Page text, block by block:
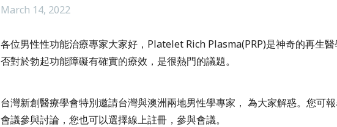
March 14, 2022
各位男性性功能治療專家大家好，Platelet Rich Plasma(PRP)是神奇的再生
否對於勃起功能障礙有確實的療效，是很熱門的議題。
台灣新創醫療學會特別邀請台灣與澳洲兩地男性學專家， 為大家解惑。您可
會議參與討論，您也可以選擇線上註冊，參與會議。